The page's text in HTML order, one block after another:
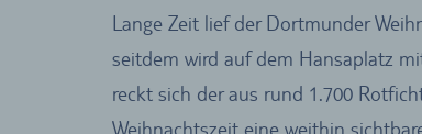
Lange Zeit lief der Dortmunder
seitdem wird auf dem Hansaplatz
reckt sich der aus rund 1.700
Weihnachtszeit eine weithin